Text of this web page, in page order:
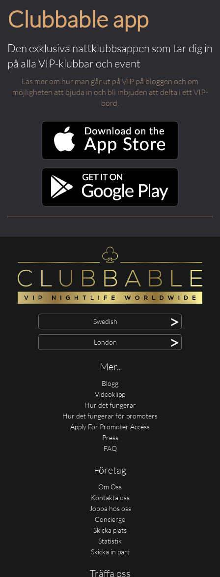
Clubbable app
Den exklusiva nattklubbsappen som tar dig in
på alla VIP-klubbar och event
Läs mer om hur man går ut på VIP på bloggen och om
möjligheten att bjuda in och bli inbjuden att delta i ett VIP-
bord.
Swedish >
London >
Mer..
Blogg
Videoklipp
Hur det fungerar
Hur det fungerar för promoters
Apply For Promoter Access
Press
FAQ
Företag
Om Oss
Kontakta oss
Jobba hos oss
Concierge
Skicka plats
Statistik
Skicka in part
Träffa oss